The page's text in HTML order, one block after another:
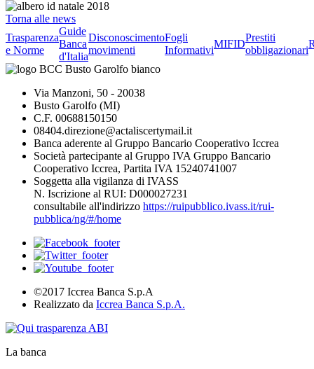
Torna alle news
Trasparenza
e Norme
Guide
Banca
d'Italia
Disconoscimento
movimenti
Fogli
Informativi
MIFID
Prestiti
obbligazionari
Via Manzoni, 50 - 20038
Busto Garolfo (MI)
C.F. 00688150150
08404.direzione@actaliscertymail.it
Banca aderente al Gruppo Bancario Cooperativo Iccrea
Società partecipante al Gruppo IVA Gruppo Bancario
Cooperativo Iccrea, Partita IVA 15240741007
Soggetta alla vigilanza di IVASS
N. Iscrizione al RUI: D000027231
consultabile all'indirizzo https://ruipubblico.ivass.it/rui-
pubblica/ng/#/home
©2017 Iccrea Banca S.p.A
Realizzato da Iccrea Banca S.p.A.
La banca